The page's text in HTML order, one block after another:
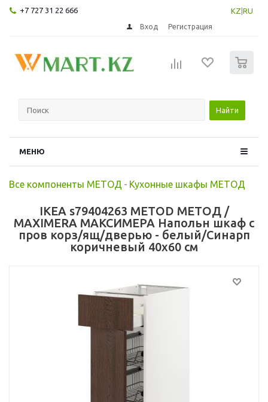
+7 727 31 22 666 KZ RU
Вход Регистрация
Найти
МЕНЮ
Все компоненты МЕТОД - Кухонные шкафы МЕТОД
IKEA s79404263 METOD МЕТОД /
MAXIMERA МАКСИМЕРА Напольн шкаф с
пров корз/ящ/дверью - белый/Синарп
коричневый 40x60 см